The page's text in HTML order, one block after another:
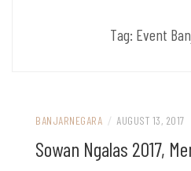
Tag: Event
BANJARNEGARA / AUGUST 13, 2017
Sowan Ngalas 2017,